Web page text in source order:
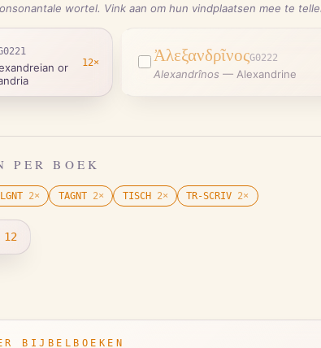
wortel. Vink aan om hun vindplaatsen mee te
or
12× ἈλεξανδρῖνοςG0222
Alexandrînos — Alexandrine
PER BOEK
2× TAGNT 2× TISCH 2× TR-SCRIV 2×
12
BIJBELBOEKEN